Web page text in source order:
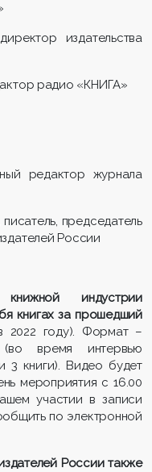
директор издательства
радио «КНИГА»
редактор журнала
писатель, председатель
России
книжной индустрии
книгах за прошедший
2022 году). Формат –
время интервью
3 книги). Видео будет
мероприятия с 16.00
участии в записи
по электронной
России также